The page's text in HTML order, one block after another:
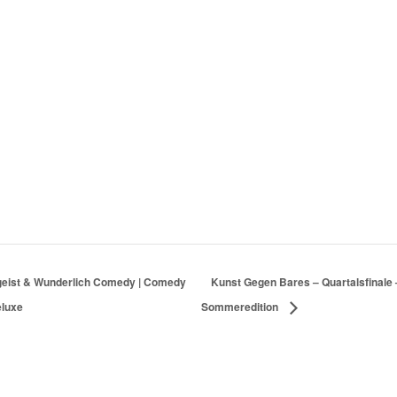
& Wunderlich Comedy | Comedy
Kunst Gegen Bares – Quartalsfinale
Sommeredition